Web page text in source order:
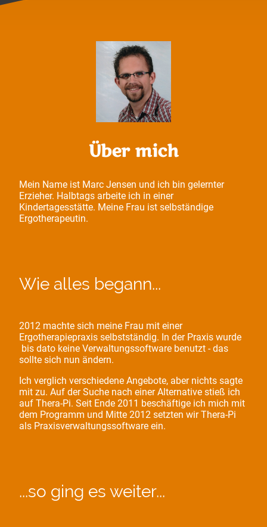
Über mich
Mein Name ist Marc Jensen und ich bin gelernter
Erzieher. Halbtags arbeite ich in einer
Kindertagesstätte. Meine Frau ist selbständige
Ergotherapeutin.
Wie alles begann...
2012 machte sich meine Frau mit einer
Ergotherapiepraxis selbstständig. In der Praxis wurde
bis dato keine Verwaltungssoftware benutzt - das
sollte sich nun ändern.
Ich verglich verschiedene Angebote, aber nichts sagte
mit zu. Auf der Suche nach einer Alternative stieß ich
auf Thera-Pi. Seit Ende 2011 beschäftige ich mich mit
dem Programm und Mitte 2012 setzten wir Thera-Pi
als Praxisverwaltungssoftware ein.
...so ging es weiter...